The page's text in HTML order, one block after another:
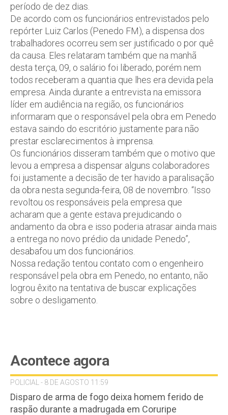
período de dez dias.
De acordo com os funcionários entrevistados pelo
repórter Luiz Carlos (Penedo FM), a dispensa dos
trabalhadores ocorreu sem ser justificado o por quê
da causa. Eles relataram também que na manhã
desta terça, 09, o salário foi liberado, porém nem
todos receberam a quantia que lhes era devida pela
empresa. Ainda durante a entrevista na emissora
líder em audiência na região, os funcionários
informaram que o responsável pela obra em Penedo
estava saindo do escritório justamente para não
prestar esclarecimentos à imprensa.
Os funcionários disseram também que o motivo que
levou a empresa a dispensar alguns colaboradores
foi justamente a decisão de ter havido a paralisação
da obra nesta segunda-feira, 08 de novembro. “Isso
revoltou os responsáveis pela empresa que
acharam que a gente estava prejudicando o
andamento da obra e isso poderia atrasar ainda mais
a entrega no novo prédio da unidade Penedo”,
desabafou um dos funcionários.
Nossa redação tentou contato com o engenheiro
responsável pela obra em Penedo, no entanto, não
logrou êxito na tentativa de buscar explicações
sobre o desligamento.
Acontece agora
POLICIAL - 8 DE AGOSTO 11:59
Disparo de arma de fogo deixa homem ferido de
raspão durante a madrugada em Coruripe